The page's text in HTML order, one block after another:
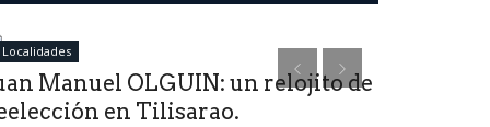
Localidades
Manuel OLGUIN: un relojito de
en Tilisarao.